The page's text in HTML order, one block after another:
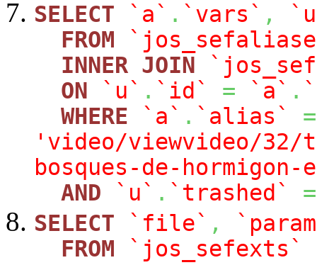
SELECT
`a` . `vars` ,
FROM
INNER JOIN
ON
`u` . `id` = `a` .
WHERE
`a` . `alias`
=
'video/viewvideo/
bosques-de-
AND
`u` . `trashed`
=
SELECT
`file` ,
FROM
`jos_sefexts`